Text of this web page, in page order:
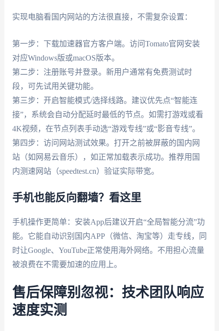
实现电脑看国内网站的方法很直接，不需复杂设置：
第一步：下载加速器官方客户端。访问Tomato官网安装
对应Windows版或macOS版本。
第二步：注册账号并登录。新用户通常有免费测试时
段，可先试用关键功能。
第三步：开启智能模式/选择线路。建议优先点“智能连
接”，系统会自动分配延时最低的节点。如需打游戏或看
4K视频，在节点列表手动选“游戏专线”或“影音专线”。
第四步：访问网站测试效果。打开之前被屏蔽的国内网
站（如网易云音乐），如正常加载表示成功。推荐用国
内测速网站（speedtest.cn）验证实际带宽。
手机也能反向翻墙？看这里
手机操作更简单：安装App后建议开启“全局智能分流”功
能。它能自动识别国内APP（微信、淘宝等）走专线，同
时让Google、YouTube正常使用海外网络。不用担心流量
被浪费在不需要加速的应用上。
售后保障别忽视：技术团队响应
速度实测